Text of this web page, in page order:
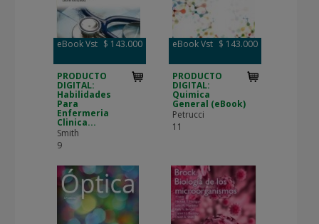
eBook Vst $ 143.000
PRODUCTO
DIGITAL:
Habilidades
Para
Enfermeria
Clinica...
Smith
9
eBook Vst $ 143.000
PRODUCTO
DIGITAL:
Quimica
General (eBook)
Petrucci
11